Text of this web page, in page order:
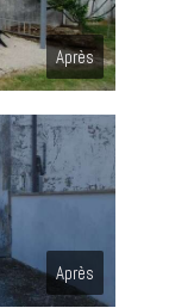
Après
Après